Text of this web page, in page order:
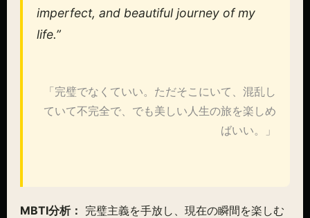
imperfect, and beautiful journey of my
life.”
「完璧でなくていい。ただそこにいて、混乱し
ていて不完全で、でも美しい人生の旅を楽しめ
ばいい。」
MBTI分析： 完璧主義を手放し、現在の瞬間を楽しむ